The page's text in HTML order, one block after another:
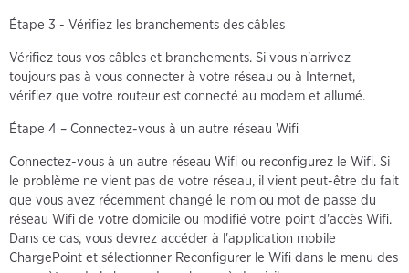
Étape 3 - Vérifiez les branchements des câbles
Vérifiez tous vos câbles et branchements. Si vous n'arrivez
toujours pas à vous connecter à votre réseau ou à Internet,
vérifiez que votre routeur est connecté au modem et allumé.
Étape 4 – Connectez-vous à un autre réseau Wifi
Connectez-vous à un autre réseau Wifi ou reconfigurez le Wifi. Si
le problème ne vient pas de votre réseau, il vient peut-être du fait
que vous avez récemment changé le nom ou mot de passe du
réseau Wifi de votre domicile ou modifié votre point d'accès Wifi.
Dans ce cas, vous devrez accéder à l'application mobile
ChargePoint et sélectionner Reconfigurer le Wifi dans le menu des